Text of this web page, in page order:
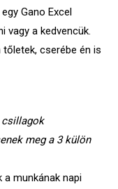
Gano Excel
vagy a kedvencük.
cserébe én is
csillagok
meg a 3 külön
a munkának napi